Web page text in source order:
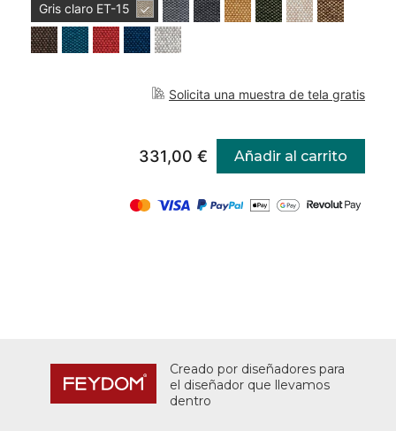
Gris claro ET-15
Solicita una muestra de tela gratis
331,00 € Añadir al carrito
Creado por diseñadores para
el diseñador que llevamos
dentro